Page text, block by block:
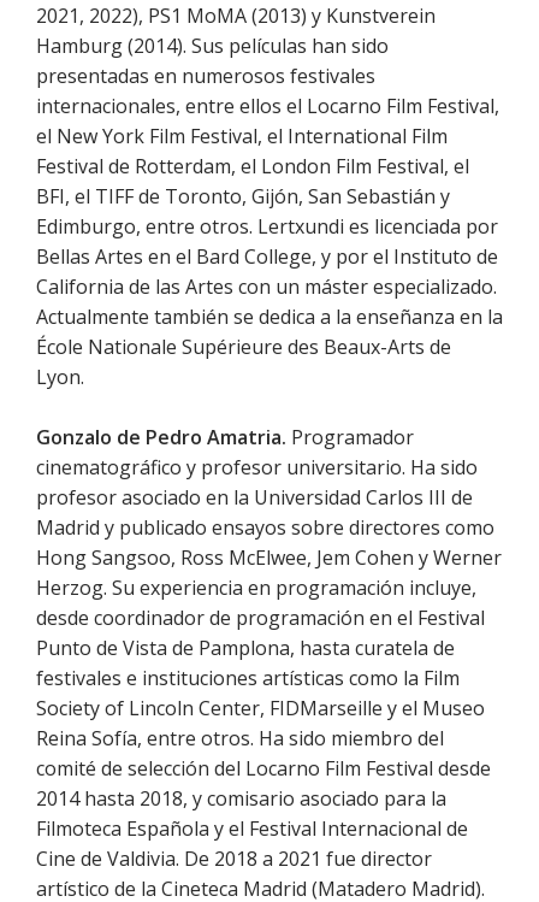
2021, 2022), PS1 MoMA (2013) y Kunstverein
Hamburg (2014). Sus películas han sido
presentadas en numerosos festivales
internacionales, entre ellos el Locarno Film Festival,
el New York Film Festival, el International Film
Festival de Rotterdam, el London Film Festival, el
BFI, el TIFF de Toronto, Gijón, San Sebastián y
Edimburgo, entre otros. Lertxundi es licenciada por
Bellas Artes en el Bard College, y por el Instituto de
California de las Artes con un máster especializado.
Actualmente también se dedica a la enseñanza en la
École Nationale Supérieure des Beaux-Arts de
Lyon.
Gonzalo de Pedro Amatria. Programador
cinematográfico y profesor universitario. Ha sido
profesor asociado en la Universidad Carlos III de
Madrid y publicado ensayos sobre directores como
Hong Sangsoo, Ross McElwee, Jem Cohen y Werner
Herzog. Su experiencia en programación incluye,
desde coordinador de programación en el Festival
Punto de Vista de Pamplona, hasta curatela de
festivales e instituciones artísticas como la Film
Society of Lincoln Center, FIDMarseille y el Museo
Reina Sofía, entre otros. Ha sido miembro del
comité de selección del Locarno Film Festival desde
2014 hasta 2018, y comisario asociado para la
Filmoteca Española y el Festival Internacional de
Cine de Valdivia. De 2018 a 2021 fue director
artístico de la Cineteca Madrid (Matadero Madrid).